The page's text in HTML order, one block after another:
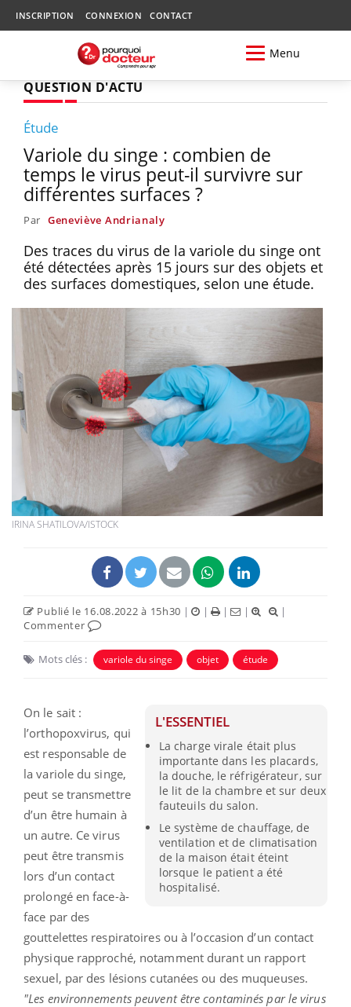
INSCRIPTION CONNEXION CONTACT
Menu
QUESTION D'ACTU
Étude
Variole du singe : combien de
temps le virus peut-il survivre sur
différentes surfaces ?
Par Geneviève Andrianaly
Des traces du virus de la variole du singe ont
été détectées après 15 jours sur des objets et
des surfaces domestiques, selon une étude.
IRINA SHATILOVA/ISTOCK
Publié le 16.08.2022 à 15h30 | | | |
|
Commenter
Mots clés : variole du singe objet étude
L'ESSENTIEL
La charge virale était plus
importante dans les placards,
la douche, le réfrigérateur, sur
le lit de la chambre et sur deux
fauteuils du salon.
Le système de chauffage, de
ventilation et de climatisation
de la maison était éteint
lorsque le patient a été
hospitalisé.
On le sait :
l’orthopoxvirus, qui
est responsable de
la variole du singe,
peut se transmettre
d’un être humain à
un autre. Ce virus
peut être transmis
lors d’un contact
prolongé en face-à-
face par des
gouttelettes respiratoires ou à l’occasion d’un contact
physique rapproché, notamment durant un rapport
sexuel, par des lésions cutanées ou des muqueuses.
"Les environnements peuvent être contaminés par le virus